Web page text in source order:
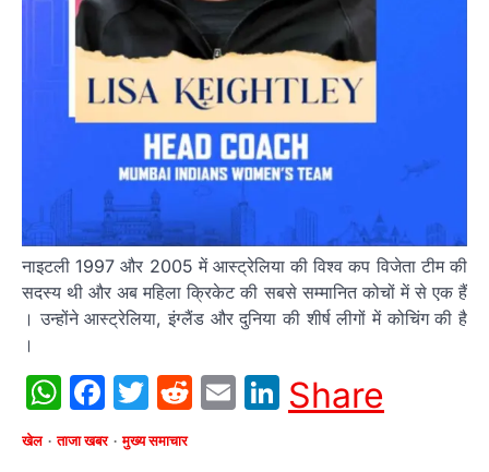
नाइटली 1997 और 2005 में आस्ट्रेलिया की विश्व कप विजेता टीम की
सदस्य थी और अब महिला क्रिकेट की सबसे सम्मानित कोचों में से एक हैं
। उन्होंने आस्ट्रेलिया, इंग्लैंड और दुनिया की शीर्ष लीगों में कोचिंग की है
।
WhatsApp
Facebook
Twitter
Reddit
EmailLinkedIn
Share
खेल ताजा खबर मुख्य समाचार